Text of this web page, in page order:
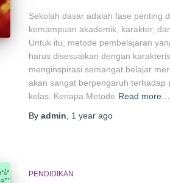
Sekolah dasar adalah fase penting
kemampuan akademik, karakter,
Untuk itu, metode pembelajaran
harus disesuaikan dengan
menginspirasi semangat belajar
akan sangat berpengaruh terhadap
kelas. Kenapa Metode Read more…
By admin 1 year ago
PENDIDIKAN